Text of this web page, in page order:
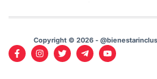
Copyright © 2026 -